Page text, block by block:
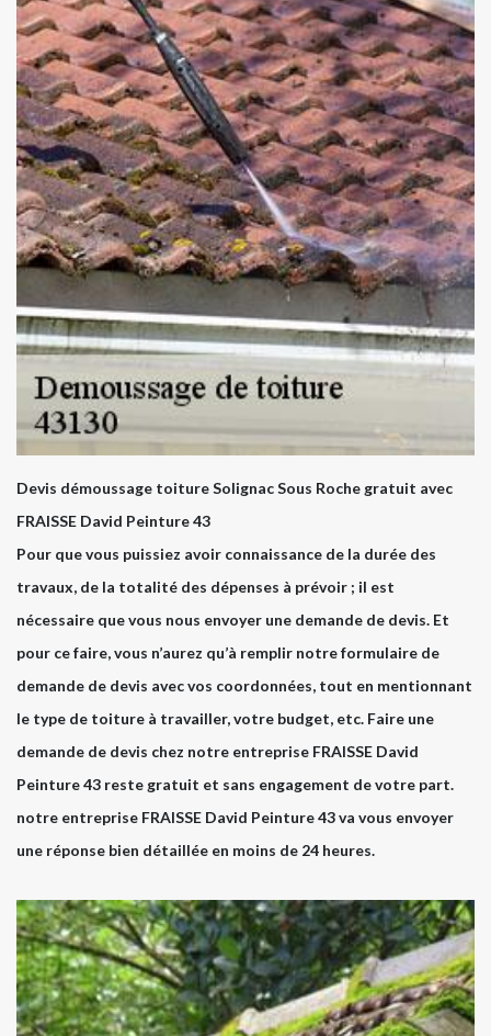
Devis démoussage toiture Solignac Sous Roche gratuit avec
FRAISSE David Peinture 43
Pour que vous puissiez avoir connaissance de la durée des
travaux, de la totalité des dépenses à prévoir ; il est
nécessaire que vous nous envoyer une demande de devis. Et
pour ce faire, vous n’aurez qu’à remplir notre formulaire de
demande de devis avec vos coordonnées, tout en mentionnant
le type de toiture à travailler, votre budget, etc. Faire une
demande de devis chez notre entreprise FRAISSE David
Peinture 43 reste gratuit et sans engagement de votre part.
notre entreprise FRAISSE David Peinture 43 va vous envoyer
une réponse bien détaillée en moins de 24 heures.